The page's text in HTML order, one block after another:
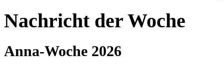
Nachricht der Woche
Anna-Woche 2026